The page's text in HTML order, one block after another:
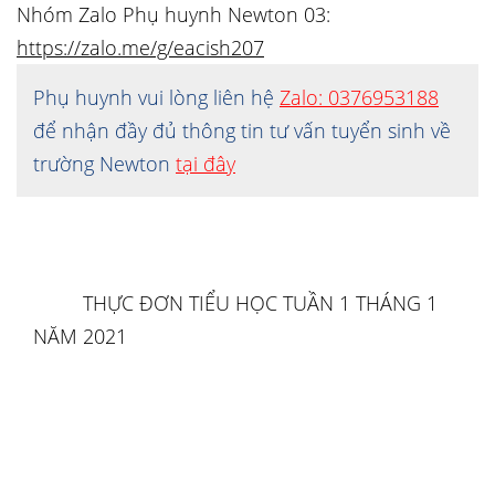
Nhóm Zalo Phụ huynh Newton 03:
https://zalo.me/g/eacish207
Phụ huynh vui lòng liên hệ Zalo: 0376953188
để nhận đầy đủ thông tin tư vấn tuyển sinh về
trường Newton tại đây
THỰC ĐƠN TIỂU HỌC TUẦN 1 THÁNG 1
NĂM 2021